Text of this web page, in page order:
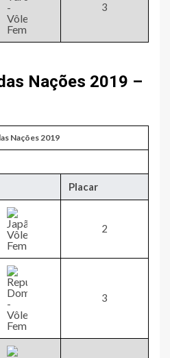
​3
Nações 2019 –
Nações 2019
Placar
2​
​3